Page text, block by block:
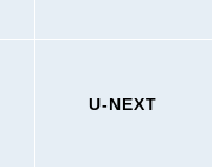
U-NEXT